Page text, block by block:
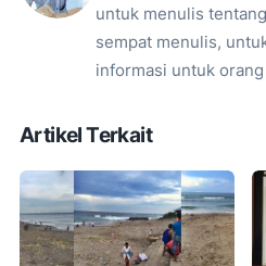
untuk menulis
sempat menulis,
informasi untuk
Artikel Terkait